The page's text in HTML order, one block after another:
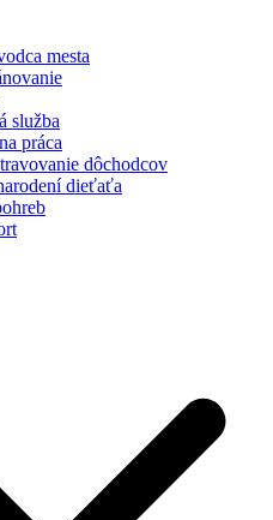
mesta
služba
práca
dôchodcov
dieťaťa